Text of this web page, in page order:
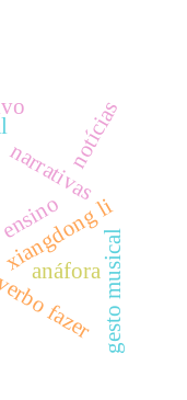
ensino
xiangdong li
narrativas
verbo fazer
anáforagesto musical
notícias